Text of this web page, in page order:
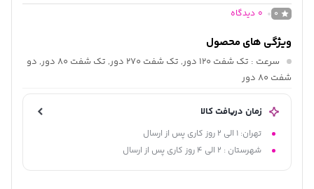
0
0 دیدگاه
ویژگی های محصول
سرعت
: تک شفت 120 دور, تک شفت 270 دور, تک شفت 80 دور, دو
شفت 80 دور
زمان دریافت کالا
تهران: 1 الی 2 روز کاری پس از ارسال
شهرستان : 2 الی 4 روز کاری پس از ارسال